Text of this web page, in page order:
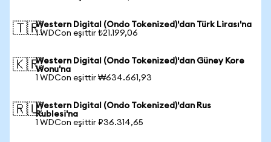
🇹🇷Western Digital (Ondo Tokenized)'dan Türk Lirası'na
1 WDCon eşittir ₺21.199,06
🇰🇷Western Digital (Ondo Tokenized)'dan Güney Kore
Wonu'na
1 WDCon eşittir ₩634.661,93
🇷🇺Western Digital (Ondo Tokenized)'dan Rus
Rublesi'na
1 WDCon eşittir ₽36.314,65